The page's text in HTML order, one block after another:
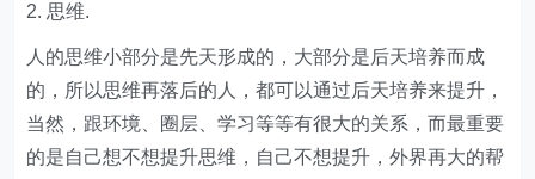
2. 思维.
人的思维小部分是先天形成的，大部分是后天培养而成
的，所以思维再落后的人，都可以通过后天培养来提升，
当然，跟环境、圈层、学习等等有很大的关系，而最重要
的是自己想不想提升思维，自己不想提升，外界再大的帮